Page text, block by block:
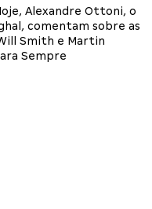
Alexandre Ottoni, o
comentam sobre as
Smith e Martin
Sempre